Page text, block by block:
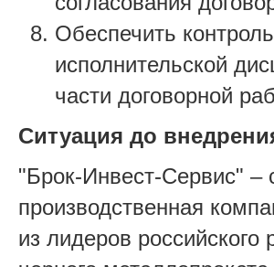
Обеспечить контроль
исполнительской
части договорной
Ситуация до
"Брок-Инвест-Сервис" –
производственная
из лидеров российского